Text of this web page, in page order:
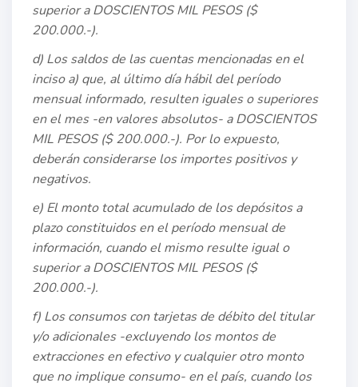
superior a DOSCIENTOS MIL PESOS ($
200.000.-).
d) Los saldos de las cuentas mencionadas en el
inciso a) que, al último día hábil del período
mensual informado, resulten iguales o superiores
en el mes -en valores absolutos- a DOSCIENTOS
MIL PESOS ($ 200.000.-). Por lo expuesto,
deberán considerarse los importes positivos y
negativos.
e) El monto total acumulado de los depósitos a
plazo constituidos en el período mensual de
información, cuando el mismo resulte igual o
superior a DOSCIENTOS MIL PESOS ($
200.000.-).
f) Los consumos con tarjetas de débito del titular
y/o adicionales -excluyendo los montos de
extracciones en efectivo y cualquier otro monto
que no implique consumo- en el país, cuando los